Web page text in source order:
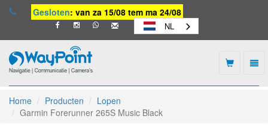
Gesloten: van za 15/08 tem ma 24/08
NL
-
naar
homepage
Home Producten
Lopen
Garmin Forerunner 265S Music Black